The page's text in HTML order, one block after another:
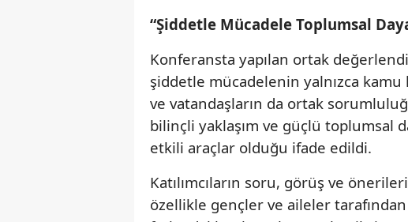
“Şiddetle Mücadele Toplumsal
Konferansta yapılan ortak
şiddetle mücadelenin yalnızca
ve vatandaşların da ortak
bilinçli yaklaşım ve güçlü toplumsal
etkili araçlar olduğu ifade edildi.
Katılımcıların soru, görüş ve
özellikle gençler ve aileler